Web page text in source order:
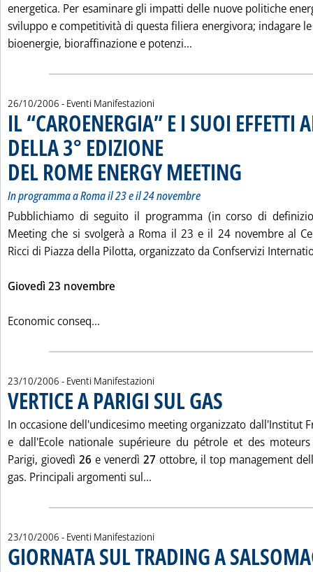
energetica. Per esaminare gli impatti delle nuove politiche
sviluppo e competitività di questa filiera energivora; indagare
bioenergie, bioraffinazione e potenzi...
26/10/2006 - Eventi Manifestazioni
IL “CAROENERGIA” E I SUOI EFFETTI
DELLA 3° EDIZIONE
DEL ROME ENERGY MEETING
In programma a Roma il 23 e il 24 novembre
Pubblichiamo di seguito il programma (in corso di
Meeting che si svolgerà a Roma il 23 e il 24 novembre al
Ricci di Piazza della Pilotta, organizzato da Confservizi
Giovedì 23 novembre
Economic conseq...
23/10/2006 - Eventi Manifestazioni
VERTICE A PARIGI SUL GAS
In occasione dell'undicesimo meeting organizzato dall'Institut
e dall'Ecole nationale supérieure du pétrole et des
Parigi, giovedì 26 e venerdì 27 ottobre, il top management
gas. Principali argomenti sul...
23/10/2006 - Eventi Manifestazioni
GIORNATA SUL TRADING A